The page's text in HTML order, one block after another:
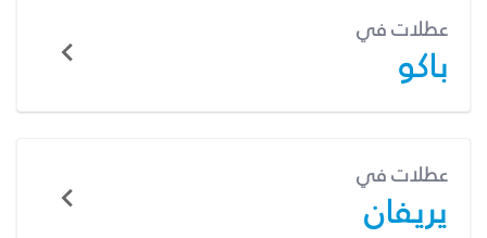
عطلات في
باكو
عطلات في
يريفان